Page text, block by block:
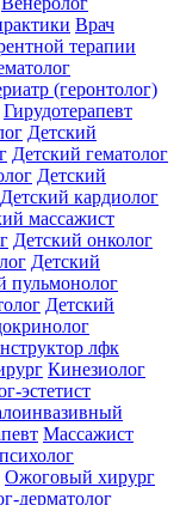
Врач
терапии
(геронтолог)
Гирудотерапевт
Детский
Детский гематолог
Детский
Детский кардиолог
массажист
Детский онколог
Детский
пульмонолог
Детский
лфк
Кинезиолог
эстетист
Массажист
Ожоговый хирург
дерматолог